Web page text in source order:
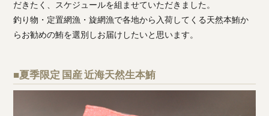
だきたく、スケジュールを組ませていただきました。
釣り物・定置網漁・旋網漁で各地から入荷してくる天然本鮪か
らお勧めの鮪を選別しお届けしたいと思います。
■夏季限定 国産 近海天然生本鮪